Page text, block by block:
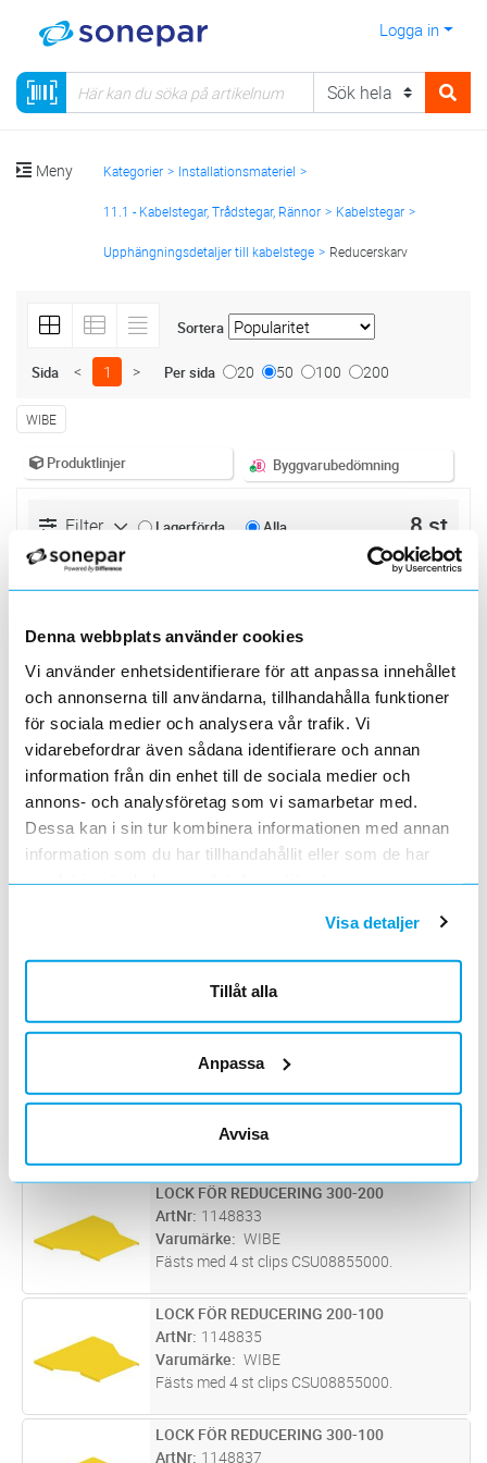
Denna webbplats använder cookies
Vi använder enhetsidentifierare för att anpassa innehållet
och annonserna till användarna, tillhandahålla funktioner
för sociala medier och analysera vår trafik. Vi
vidarebefordrar även sådana identifierare och annan
information från din enhet till de sociala medier och
annons- och analysföretag som vi samarbetar med.
Dessa kan i sin tur kombinera informationen med annan
information som du har tillhandahållit eller som de har
samlat in när du har använt deras tjänster.
Visa detaljer
Tillåt alla
Anpassa
Avvisa
Logga in
Meny Kategorier Installationsmateriel
11.1 - Kabelstegar, Trådstegar, Rännor Kabelstegar
Upphängningsdetaljer till kabelstege Reducerskarv
Sortera
Sida < 1 > Per sida 20 50 100 200
WIBE
Produktlinjer Byggvarubedömning
Filter Lagerförda Alla 8 st
ST Lägg i kundvagn
ÖVERGÅNGSSKARV KHZ 29-200 FZV
Varumärke WIBE
vid övergång från en bredare till smalare
stege, passar även för avvinklingar
ST Lägg i kundvagn
ÖVERGÅNGSSKARV KHZ 29-300 FZV
ArtNr 1122018
Varumärke WIBE
Övergångsskarv 29-300 Fzv Endast för KHZ,
vid övergång från en bredare till smalare
stege, passar även för avvinklingar
ST Lägg i kundvagn
ÖVERGÅNGSSKARV KHZ 29-400 FZV
ArtNr
1122021
vid övergång från en bredare till smalare
ST Lägg i kundvagn
Varumärke WIBE
Övergångsskarv 29-500 Fzv Endast för KHZ,
stege, passar även för avvinklingar
Lägg i kundvagn
ÖVERGÅNGSSKARV KHZ 29-600 FZV
ArtNr 1122024
Övergångsskarv 29-600 Fzv Endast för KHZ,
vid övergång från en bredare till smalare
stege, passar även för avvinklingar
ST Lägg i kundvagn
LOCK FÖR REDUCERING 300-200
ArtNr 1148833
Varumärke
WIBE
Fästs med 4 st clips CSU08855000.
ST Lägg i kundvagn
LOCK FÖR REDUCERING 200-100
ArtNr 1148835
Varumärke
WIBE
Fästs med 4 st clips CSU08855000.
ST Lägg i kundvagn
LOCK FÖR REDUCERING 300-100
ArtNr 1148837